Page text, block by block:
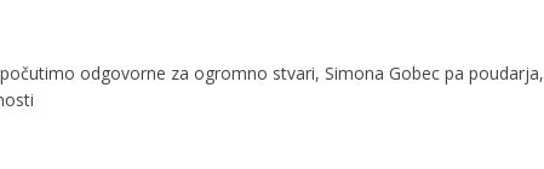
odgovorne za ogromno stvari, Simona Gobec pa poudarja,